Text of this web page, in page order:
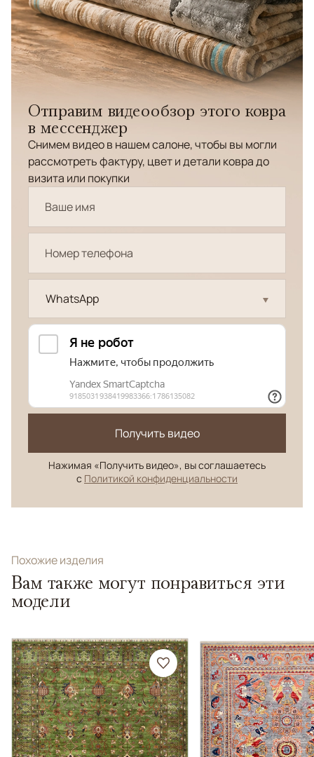
Отправим видеообзор этого ковра
в мессенджер
Снимем видео в нашем салоне, чтобы вы могли
рассмотреть фактуру, цвет и детали ковра до
визита или покупки
WhatsApp
Получить видео
Нажимая «Получить видео», вы соглашаетесь
с Политикой конфиденциальности
Похожие изделия
Вам также могут понравиться эти
модели